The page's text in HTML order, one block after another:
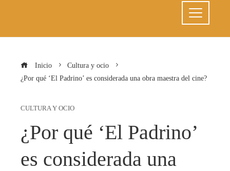
Inicio
Cultura y ocio
¿Por qué ‘El Padrino’ es considerada una obra maestra del cine?
CULTURA Y OCIO
¿Por qué ‘El Padrino’
es considerada una